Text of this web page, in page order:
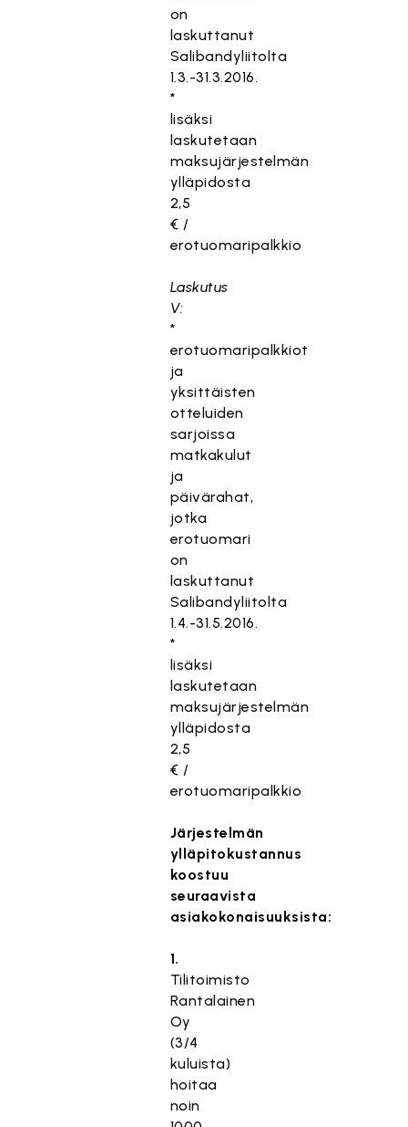
on
laskuttanut
Salibandyliitolta
1.3.-31.3.2016.
*
lisäksi
laskutetaan
maksujärjestelmän
ylläpidosta
2,5
€ /
erotuomaripalkkio
Laskutus
V:
*
erotuomaripalkkiot
ja
yksittäisten
otteluiden
sarjoissa
matkakulut
ja
päivärahat,
jotka
erotuomari
on
laskuttanut
Salibandyliitolta
1.4.-31.5.2016.
*
lisäksi
laskutetaan
maksujärjestelmän
ylläpidosta
2,5
€ /
erotuomaripalkkio
Järjestelmän
ylläpitokustannus
koostuu
seuraavista
asiakokonaisuuksista:
1.
Tilitoimisto
Rantalainen
Oy
(3/4
kuluista)
hoitaa
noin